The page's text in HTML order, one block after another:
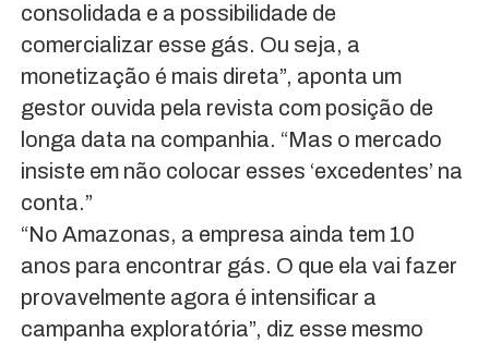
consolidada e a possibilidade de
comercializar esse gás. Ou seja, a
monetização é mais direta”, aponta um
gestor ouvida pela revista com posição de
longa data na companhia. “Mas o mercado
insiste em não colocar esses ‘excedentes’ na
conta.”
“No Amazonas, a empresa ainda tem 10
anos para encontrar gás. O que ela vai fazer
provavelmente agora é intensificar a
campanha exploratória”, diz esse mesmo